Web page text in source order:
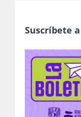
Suscríbete